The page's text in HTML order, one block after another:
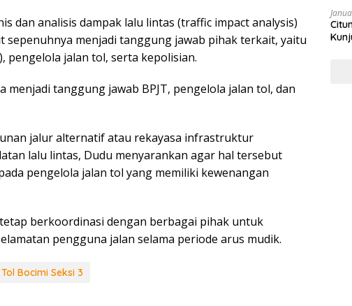
dan analisis dampak lalu lintas (traffic impact analysis)
menjadi tanggung jawab pihak terkait, yaitu
pengelola jalan tol, serta kepolisian.
menjadi tanggung jawab BPJT, pengelola jalan tol, dan
jalur alternatif atau rekayasa infrastruktur
lalu lintas, Dudu menyarankan agar hal tersebut
pengelola jalan tol yang memiliki kewenangan
berkoordinasi dengan berbagai pihak untuk
pengguna jalan selama periode arus mudik.
Tol Bocimi Seksi 3